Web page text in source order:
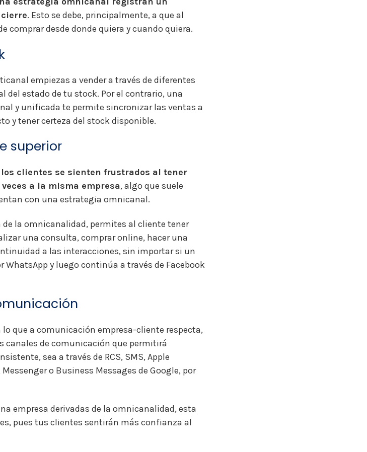
. Esto se debe, principalmente, a que al
comprar desde donde quiera y cuando quiera.
empiezas a vender a través de diferentes
del estado de tu stock. Por el contrario, una
y unificada te permite sincronizar las ventas a
y tener certeza del stock disponible.
superior
los clientes se sienten frustrados al tener
a la misma empresa, algo que suele
con una estrategia omnicanal.
la omnicanalidad, permites al cliente tener
una consulta, comprar online, hacer una
a las interacciones, sin importar si un
y luego continúa a través de Facebook
que a comunicación empresa-cliente respecta,
canales de comunicación que permitirá
sea a través de RCS, SMS, Apple
o Business Messages de Google, por
empresa derivadas de la omnicanalidad, esta
pues tus clientes sentirán más confianza al